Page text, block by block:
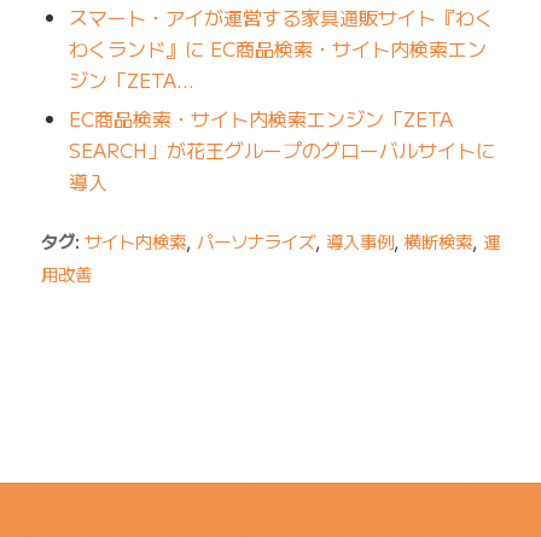
スマート・アイが運営する家具通販サイト『わく
わくランド』に EC商品検索・サイト内検索エン
ジン「ZETA…
EC商品検索・サイト内検索エンジン「ZETA
SEARCH」が花王グループのグローバルサイトに
導入
タグ: サイト内検索, パーソナライズ, 導入事例,横断検索, 運
用改善